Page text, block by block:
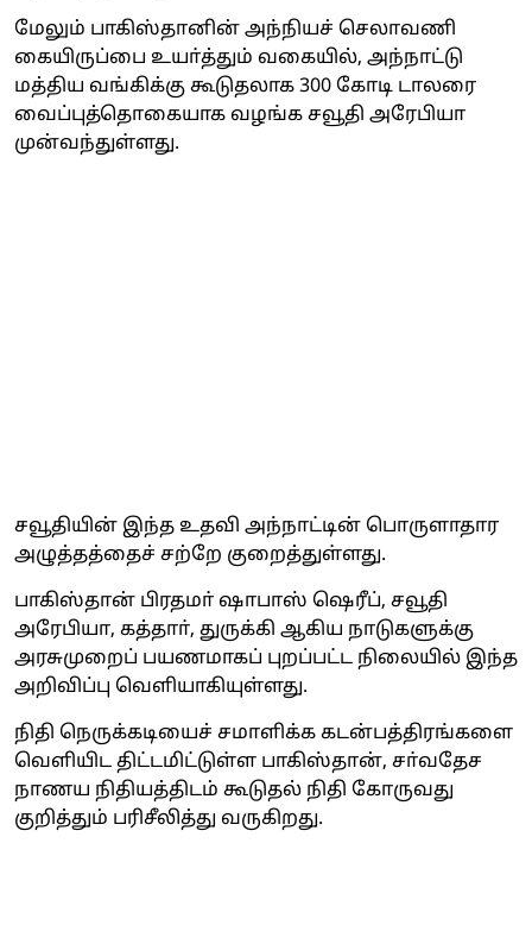
மேலும் பாகிஸ்தானின் அந்நியச் செலாவணி
கையிருப்பை உயா்த்தும் வகையில், அந்நாட்டு
மத்திய வங்கிக்கு கூடுதலாக 300 கோடி டாலரை
வைப்புத்தொகையாக வழங்க சவூதி அரேபியா
முன்வந்துள்ளது.
சவூதியின் இந்த உதவி அந்நாட்டின் பொருளாதார
அழுத்தத்தைச் சற்றே குறைத்துள்ளது.
பாகிஸ்தான் பிரதமா் ஷாபாஸ் ஷெரீப், சவூதி
அரேபியா, கத்தாா், துருக்கி ஆகிய நாடுகளுக்கு
அரசுமுறைப் பயணமாகப் புறப்பட்ட நிலையில் இந்த
அறிவிப்பு வெளியாகியுள்ளது.
நிதி நெருக்கடியைச் சமாளிக்க கடன்பத்திரங்களை
வெளியிட திட்டமிட்டுள்ள பாகிஸ்தான், சா்வதேச
நாணய நிதியத்திடம் கூடுதல் நிதி கோருவது
குறித்தும் பரிசீலித்து வருகிறது.